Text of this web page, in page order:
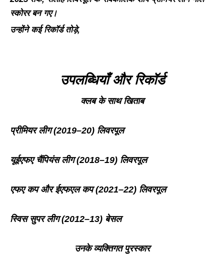
स्कोरर बन गए।
उन्होंने कई रिकॉर्ड तोड़े,
उपलब्धियाँ और रिकॉर्ड
क्लब केसाथखिताब
प्रीमियर लीग(2019–20) लिवरपूल
यूईएफए चैंपियंस लीग(2018–19) लिवरपूल
एफए कप और ईएफएल कप(2021–22) लिवरपूल
स्विस सुपर लीग(2012–13) बेसल
उनके व्यक्तिगत पुरस्कार